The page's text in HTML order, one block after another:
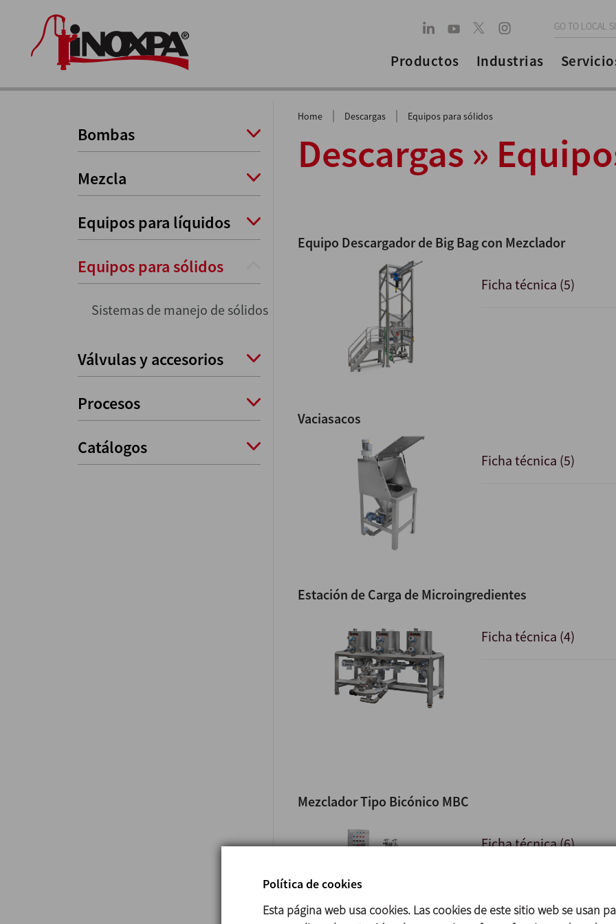
GO TO LOCAL
Productos Industrias
Bombas
Mezcla
Equipos para líquidos
Equipos para sólidos
Sistemas de manejo de sólidos
Válvulas y accesorios
Procesos
Catálogos
Home | Descargas | Equipos para sólidos
Descargas »
Equipo Descargador de Big Bag con Mezclador
Ficha técnica (5)
Vaciasacos
Ficha técnica (5)
Estación de Carga de Microingredientes
Ficha técnica (4)
Mezclador Tipo Bicónico MBC
Ficha técnica (6)
Política de cookies
Esta página web usa cookies. Las cookies de este sitio web se usan